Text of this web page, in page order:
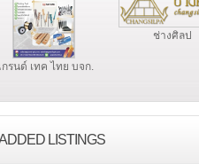
ค ไทย บจก.
ช่างศิลป
LISTINGS